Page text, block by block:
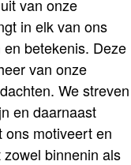
van onze
in elk van ons
betekenis. Deze
van onze
We streven
en daarnaast
ons motiveert en
binnenin als